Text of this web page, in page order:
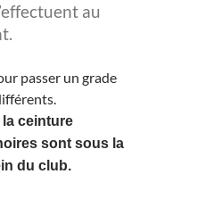
au
passer un grade
ceinture
sont sous la
du club.